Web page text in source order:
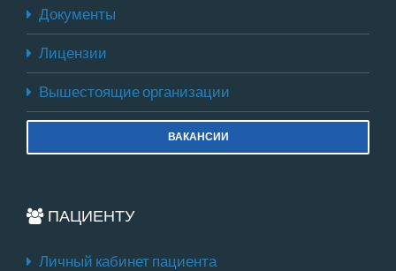
Документы
Лицензии
Вышестоящие организации
ВАКАНСИИ
ПАЦИЕНТУ
Личный кабинет пациента